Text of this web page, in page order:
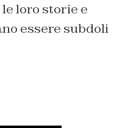
loro storie e
essere subdoli